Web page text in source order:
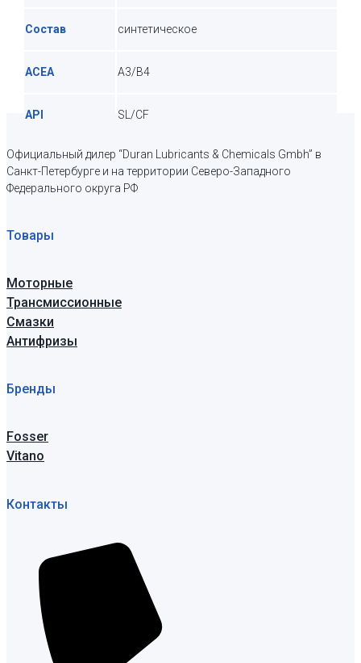
Состав синтетическое
ACEA A3/B4
API SL/CF
Официальный дилер “Duran Lubricants & Chemicals Gmbh” в
Санкт-Петербурге и на территории Северо-Западного
Федерального округа РФ
Товары
Моторные
Трансмиссионные
Смазки
Антифризы
Бренды
Fosser
Vitano
Контакты